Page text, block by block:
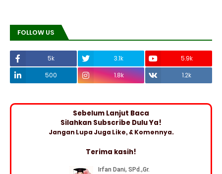
FOLLOW US
5k 3.1k
5.9k
500
1.8k 1.2k
Sebelum Lanjut Baca
Silahkan Subscribe Dulu Ya!
Jangan Lupa Juga Like, & Komennya.
Terima kasih!